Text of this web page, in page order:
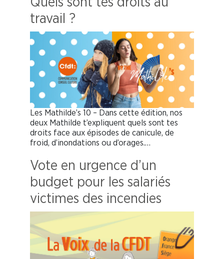
travail ?
Les Mathilde’s 10 – Dans cette édition, nos
deux Mathilde t’expliquent quels sont tes
droits face aux épisodes de canicule, de
froid, d’inondations ou d’orages.…
Vote en urgence d’un
budget pour les salariés
victimes des incendies